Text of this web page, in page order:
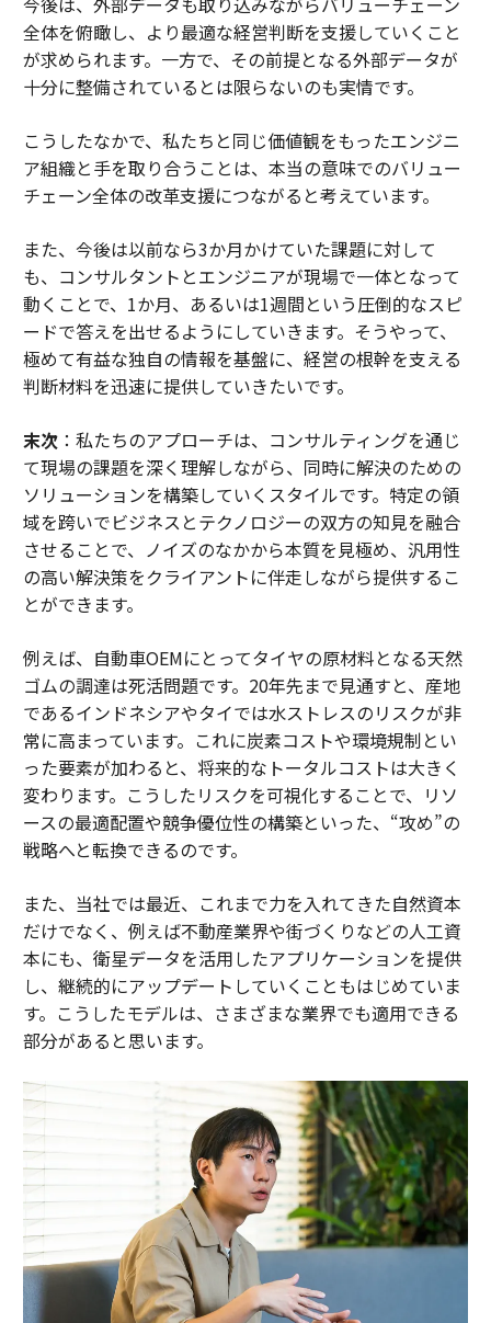
全体を俯瞰し、より最適な経営判断を支援していくこと
が求められます。一方で、その前提となる外部データが
十分に整備されているとは限らないのも実情です。
こうしたなかで、私たちと同じ価値観をもったエンジニ
ア組織と手を取り合うことは、本当の意味でのバリュー
チェーン全体の改革支援につながると考えています。
また、今後は以前なら3か月かけていた課題に対して
も、コンサルタントとエンジニアが現場で一体となって
動くことで、1か月、あるいは1週間という圧倒的なスピ
ードで答えを出せるようにしていきます。そうやって、
極めて有益な独自の情報を基盤に、経営の根幹を支える
判断材料を迅速に提供していきたいです。
末次：私たちのアプローチは、コンサルティングを通じ
て現場の課題を深く理解しながら、同時に解決のための
ソリューションを構築していくスタイルです。特定の領
域を跨いでビジネスとテクノロジーの双方の知見を融合
させることで、ノイズのなかから本質を見極め、汎用性
の高い解決策をクライアントに伴走しながら提供するこ
とができます。
例えば、自動車OEMにとってタイヤの原材料となる天然
ゴムの調達は死活問題です。20年先まで見通すと、産地
であるインドネシアやタイでは水ストレスのリスクが非
常に高まっています。これに炭素コストや環境規制とい
った要素が加わると、将来的なトータルコストは大きく
変わります。こうしたリスクを可視化することで、リソ
ースの最適配置や競争優位性の構築といった、“攻め”の
戦略へと転換できるのです。
また、当社では最近、これまで力を入れてきた自然資本
だけでなく、例えば不動産業界や街づくりなどの人工資
本にも、衛星データを活用したアプリケーションを提供
し、継続的にアップデートしていくこともはじめていま
す。こうしたモデルは、さまざまな業界でも適用できる
部分があると思います。